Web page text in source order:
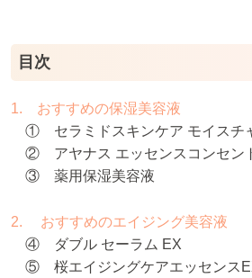
目次
1. おすすめの保湿美容液
① セラミドスキンケア モイスチ
② アヤナス エッセンスコンセン
③ 薬用保湿美容液
2. おすすめのエイジング美容液
④ ダブル セーラム EX
⑤ 桜エイジングケアエッセンス